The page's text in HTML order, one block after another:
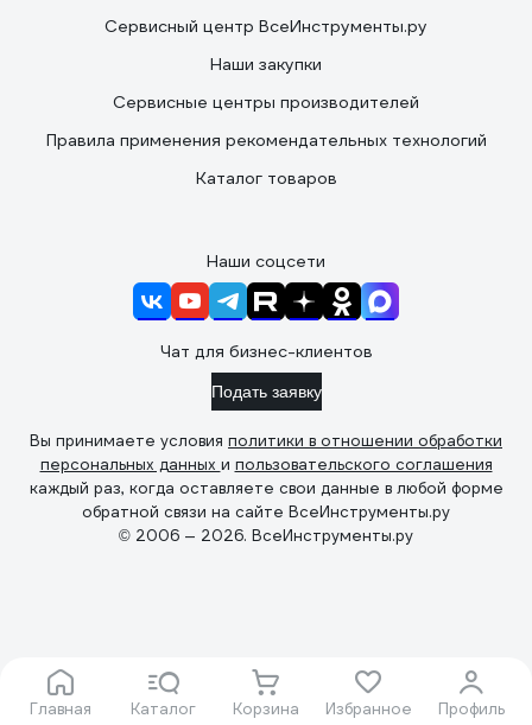
Главная Каталог Корзина Избранное Профиль
Сервисный центр ВсеИнструменты.ру
Наши закупки
Сервисные центры производителей
Правила применения рекомендательных технологий
Каталог товаров
Наши соцсети
Чат для бизнес-клиентов
Подать заявку
Вы принимаете условия политики в отношении обработки
персональных данных и пользовательского соглашения
каждый раз, когда оставляете свои данные в любой форме
обратной связи на сайте ВсеИнструменты.ру
© 2006 — 2026. ВсеИнструменты.ру